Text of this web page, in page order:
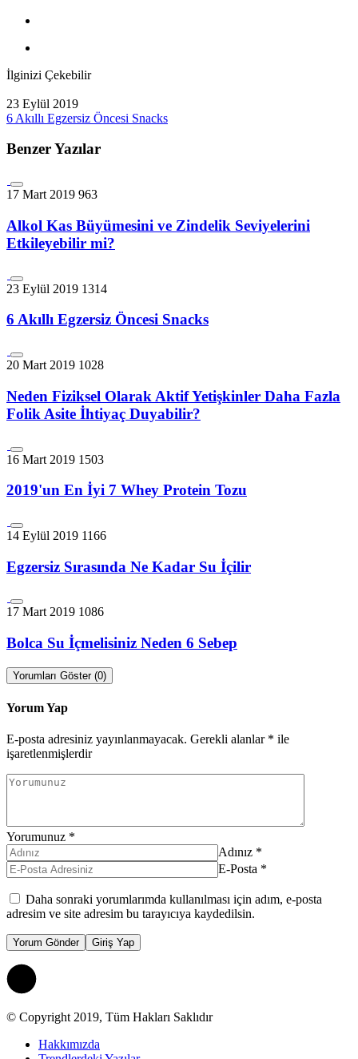
İlginizi Çekebilir
23 Eylül 2019
6 Akıllı Egzersiz Öncesi Snacks
Benzer Yazılar
17 Mart 2019 963
Alkol Kas Büyümesini ve Zindelik Seviyelerini
Etkileyebilir mi?
23 Eylül 2019 1314
6 Akıllı Egzersiz Öncesi Snacks
20 Mart 2019 1028
Neden Fiziksel Olarak Aktif Yetişkinler Daha Fazla
Folik Asite İhtiyaç Duyabilir?
16 Mart 2019 1503
2019'un En İyi 7 Whey Protein Tozu
14 Eylül 2019 1166
Egzersiz Sırasında Ne Kadar Su İçilir
17 Mart 2019 1086
Bolca Su İçmelisiniz Neden 6 Sebep
Yorumları Göster (0)
Yorum Yap
E-posta adresiniz yayınlanmayacak. Gerekli alanlar * ile
işaretlenmişlerdir
Yorumunuz *
Adınız *
E-Posta *
Daha sonraki yorumlarımda kullanılması için adım, e-posta
adresim ve site adresim bu tarayıcıya kaydedilsin.
Yorum Gönder Giriş Yap
© Copyright 2019, Tüm Hakları Saklıdır
Hakkımızda